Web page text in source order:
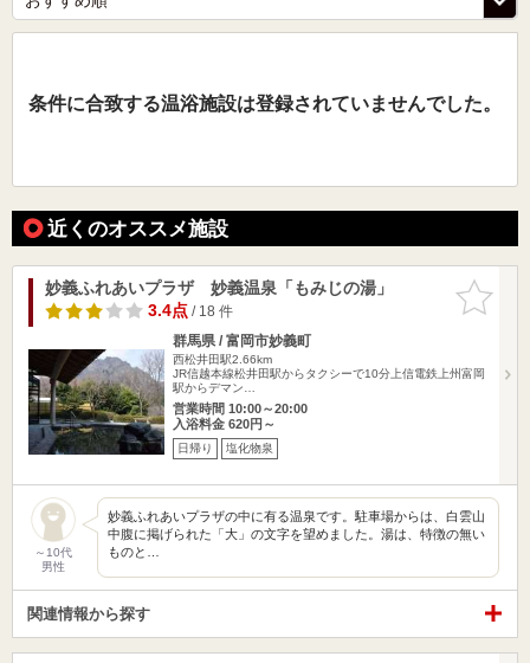
条件に合致する温浴施設は登録されていませんでした。
近くのオススメ施設
お気に入
りに追加
妙義ふれあいプラザ 妙義温泉「もみじの湯」
3.4点/ 18 件
群馬県 / 富岡市妙義町
西松井田駅2.66km
JR信越本線松井田駅からタクシーで10分上信電鉄上州富岡
駅からデマン…
営業時間 10:00～20:00
入浴料金 620円～
日帰り 塩化物泉
～10代
男性
妙義ふれあいプラザの中に有る温泉です。駐車場からは、白雲山
中腹に掲げられた「大」の文字を望めました。湯は、特徴の無い
ものと…
関連情報から探す